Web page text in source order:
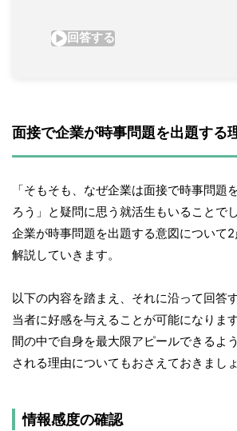
面接で企業が時事問題を出題する
「そもそも、なぜ企業は面接で時事問題
ろう」と疑問に思う就活生もいることで
企業が時事問題を出題する意図について
解説していきます。
以下の内容を踏まえ、それに沿って回答
当者に好感を与えることが可能になりま
間の中で自身を最大限アピールできるよ
される理由についてもおさえておきましょ
情報感度の確認